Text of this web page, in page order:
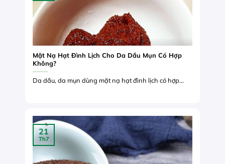
Mặt Nạ Hạt Đình Lịch Cho Da Dầu Mụn Có Hợp
Không?
Da dầu, da mụn dùng mặt nạ hạt đình lịch có hợp...
21
Th7